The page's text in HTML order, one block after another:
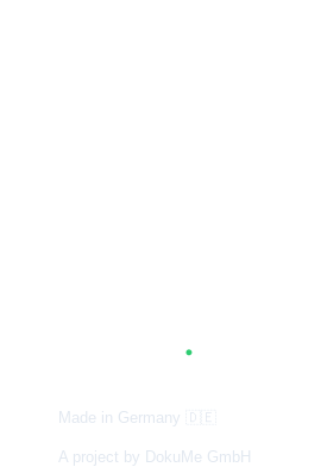
.
Made in Germany 🇩🇪
A project by DokuMe GmbH